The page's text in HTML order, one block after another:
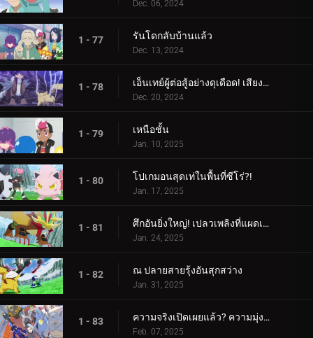
Dec. 06, 2024
1 - 77 รันโดกลับบ้านแล้ว
Dec. 13, 2024
1 - 78 เอ็นเทย์ผู้ต่อสู้อย่างดุเดือด! เสียงร้องแห่งเปลวเพลิง!!!
Dec. 20, 2024
1 - 79 เหนือชั้น
Jan. 10, 2025
1 - 80 โปเกมอนสุดเท่ในพื้นที่ซีโร่?!
Jan. 17, 2025
1 - 81 ศึกอันยิ่งใหญ่! เปลวเพลิงที่แผดเผาโลก
Jan. 24, 2025
1 - 82 ณ ปลายสายรุ้งอันสุกสว่าง
Jan. 31, 2025
1 - 83 ความจริงเปิดเผยแล้ว? ความมุ่งมั่นของอเมทิโอ
Feb. 07, 2025